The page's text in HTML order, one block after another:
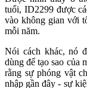
tuổi, ID2299 được
vào không gian với
mỗi năm.
Nói cách khác, nó
dùng để tạo sao của
rằng sự phóng vật
nhập gần đây - sự